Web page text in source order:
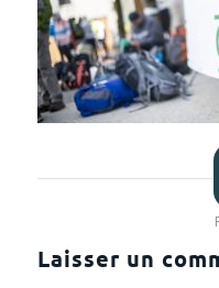
Laisser un